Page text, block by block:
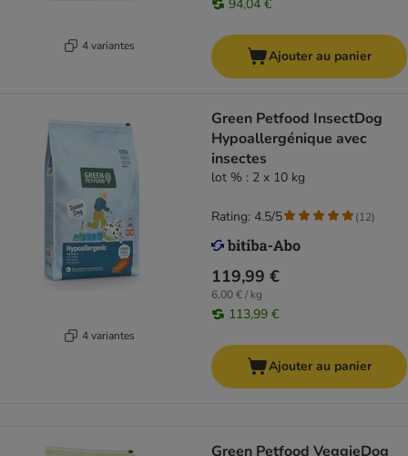
4 variantes
94,04 €
Ajouter au panier
4 variantes
Green Petfood InsectDog
Hypoallergénique avec
insectes
lot % : 2 x 10 kg
119,99 €
6,00 € / kg
113,99 €
Rating: 4.5/5 (12)
Ajouter au panier
Green Petfood VeggieDog